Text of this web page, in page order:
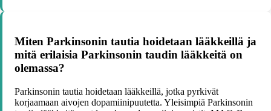
Miten Parkinsonin tautia hoidetaan lääkkeillä ja
mitä erilaisia Parkinsonin taudin lääkkeitä on
olemassa?
Parkinsonin tautia hoidetaan lääkkeillä, jotka pyrkivät
korjaamaan aivojen dopamiinipuutetta. Yleisimpiä Parkinsonin